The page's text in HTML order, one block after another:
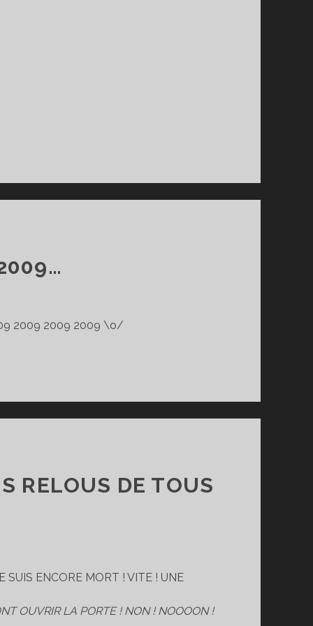
2009 2009 2009 \o/
RELOUS DE TOUS
SUIS ENCORE MORT ! VITE ! UNE
OUVRIR LA PORTE ! NON ! NOOOON !